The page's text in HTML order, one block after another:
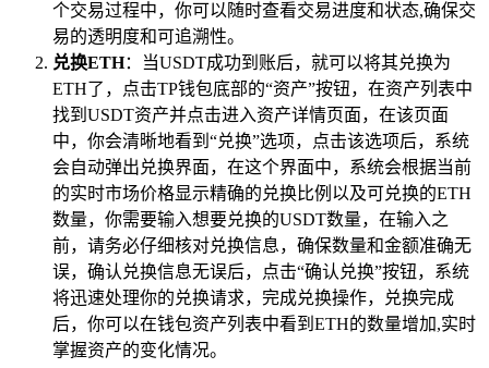
个交易过程中，你可以随时查看交易进度和状态,确保交
易的透明度和可追溯性。
兑换ETH：当USDT成功到账后，就可以将其兑换为
ETH了，点击TP钱包底部的“资产”按钮，在资产列表中
找到USDT资产并点击进入资产详情页面，在该页面
中，你会清晰地看到“兑换”选项，点击该选项后，系统
会自动弹出兑换界面，在这个界面中，系统会根据当前
的实时市场价格显示精确的兑换比例以及可兑换的ETH
数量，你需要输入想要兑换的USDT数量，在输入之
前，请务必仔细核对兑换信息，确保数量和金额准确无
误，确认兑换信息无误后，点击“确认兑换”按钮，系统
将迅速处理你的兑换请求，完成兑换操作，兑换完成
后，你可以在钱包资产列表中看到ETH的数量增加,实时
掌握资产的变化情况。